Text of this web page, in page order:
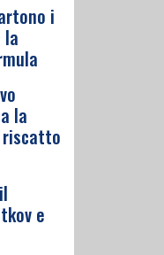
i
la
e